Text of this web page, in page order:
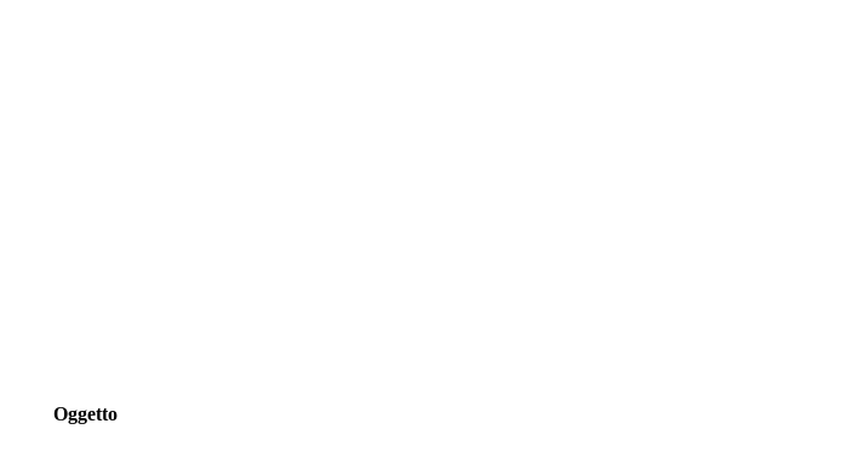
Oggetto